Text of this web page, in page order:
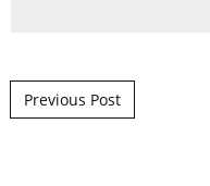
Post navigation
Previous Post